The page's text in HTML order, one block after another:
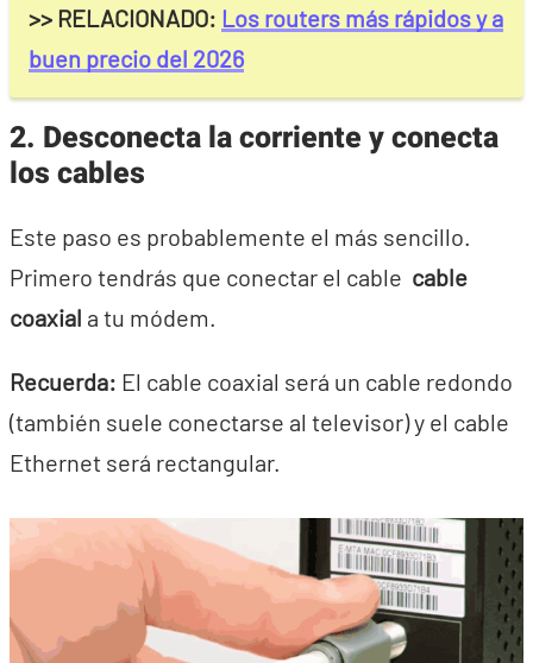
>> RELACIONADO: Los routers más rápidos y a
buen precio del 2026
2. Desconecta la corriente y conecta
los cables
Este paso es probablemente el más sencillo.
Primero tendrás que conectar el cable cable
coaxial a tu módem.
Recuerda: El cable coaxial será un cable redondo
(también suele conectarse al televisor) y el cable
Ethernet será rectangular.